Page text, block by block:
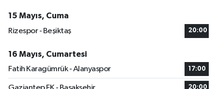
15 Mayıs, Cuma
Rizespor - Beşiktaş
20:00
16 Mayıs, Cumartesi
Fatih Karagümrük - Alanyaspor
17:00
20:00